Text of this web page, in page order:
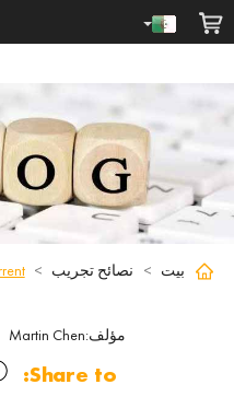
بيت > نصائح تجريب >
مؤلف:
Martin Chen
Share to: